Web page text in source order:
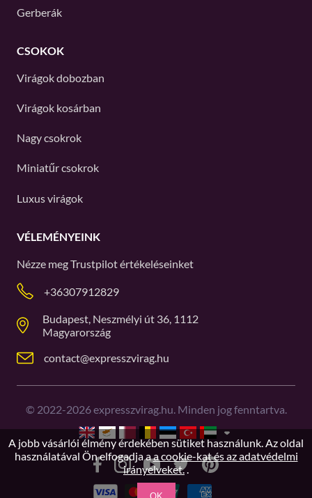
Gerberák
CSOKOK
Virágok dobozban
Virágok kosárban
Nagy csokrok
Miniatűr csokrok
Luxus virágok
VÉLEMÉNYEINK
Nézze megTrustpilotértékeléseinket
+36307912829
Budapest, Neszmélyi út 36, 1112
Magyarország
contact@expresszvirag.hu
© 2022-2026expresszvirag.hu. Minden jog fenntartva.
A jobb vásárlói élmény érdekében sütiket használunk. Az oldal
használatával Ön elfogadja aa cookie-kat és az adatvédelmi
irányelveket..